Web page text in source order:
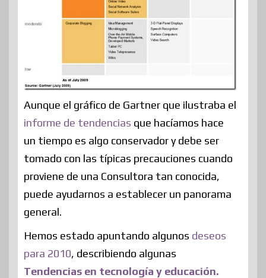
Aunque el gráfico de Gartner que ilustraba el
informe de tendencias que hacíamos hace
un tiempo es algo conservador y debe ser
tomado con las típicas precauciones cuando
proviene de una Consultora tan conocida,
puede ayudarnos a establecer un panorama
general.
Hemos estado apuntando algunos deseos
para 2010, describiendo algunas
Tendencias en tecnología y educación.